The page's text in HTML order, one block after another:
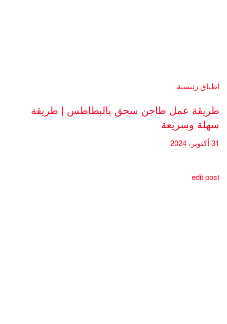
أطباق رئيسية
طريقة عمل طاجن سجق بالبطاطس | طريقة
سهلة وسريعة
31 أكتوبر، 2024
edit post